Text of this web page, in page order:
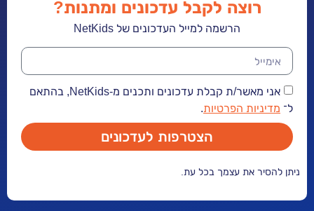
רוצה לקבל עדכונים ומתנות?
הרשמה למייל העדכונים של NetKids
אני מאשר/ת קבלת עדכונים ותכנים מ-NetKids, בהתאם
ל־ מדיניות הפרטיות.
הצטרפות לעדכונים
ניתן להסיר את עצמך בכל עת.